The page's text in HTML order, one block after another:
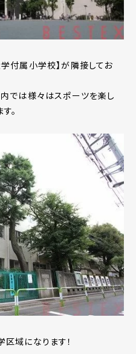
付属小学校】が隣接してお
では様々はスポーツを楽し
。
域になります！